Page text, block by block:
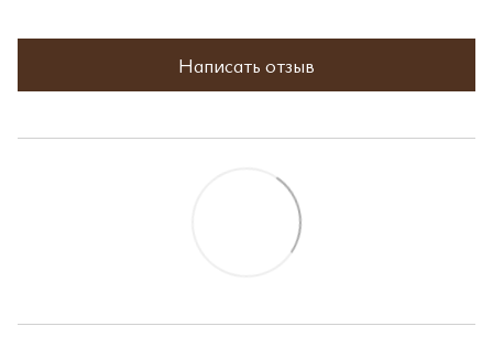
Написать отзыв